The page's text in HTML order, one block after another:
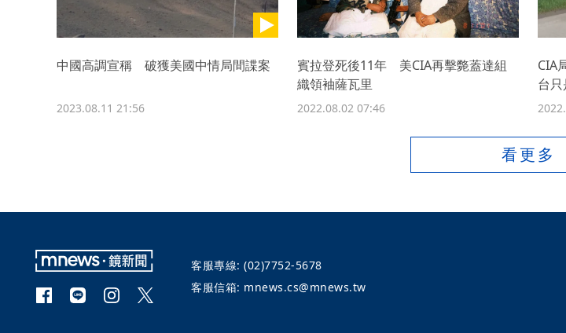
中國高調宣稱 破獲美國中情局間諜案
2023.08.11 21:56
賓拉登死後11年 美CIA再擊斃蓋達組
織領袖薩瓦里
2022.08.02 07:46
CIA
台只
看更多
客服專線: (02)7752-5678
客服信箱: mnews.cs@mnews.tw